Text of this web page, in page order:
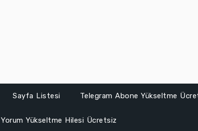
Sayfa Listesi Telegram Abone Yükseltme
Yükseltme Hilesi Ücretsiz